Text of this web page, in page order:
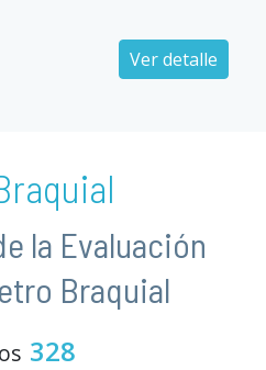
Ver detalle
la Evaluación
Braquial
328